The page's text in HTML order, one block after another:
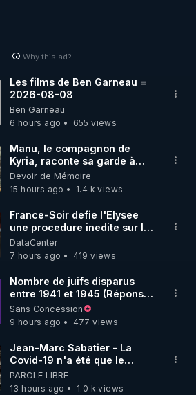
rdlr_thierrycasasnovas/
RGNR (stages,
SUR ODYSEE
sont aussi sur la
PRÉSENTIEL
Why this ad?
Les films de Ben Garneau =
2026-08-08
Ben Garneau
6 hours ago
655 views
Manu, le compagnon de
Kyria, raconte sa garde à
vue musclée. PARTAGEZ!
Devoir de Mémoire
15 hours ago
1.4 k views
France-Soir defie l'Elysee
une procedure inedite sur la
sante du president - Nexus
DataCenter
7 hours ago
419 views
Nombre de juifs disparus
entre 1941 et 1945 (Réponse
à mes accusateurs)
Sans Concession
9 hours ago
477 views
Jean-Marc Sabatier - La
Covid-19 n'a été que le
début - L'ARNm & l'ARNm-aa
jusqu où auront-t-il ?
PAROLE LIBRE
13 hours ago
1.0 k views